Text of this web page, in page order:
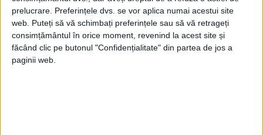
prelucrare. Preferințele dvs. se vor aplica numai acestui site
web. Puteți să vă schimbați preferințele sau să vă retrageți
consimțământul în orice moment, revenind la acest site și
făcând clic pe butonul "Confidențialitate" din partea de jos a
paginii web.